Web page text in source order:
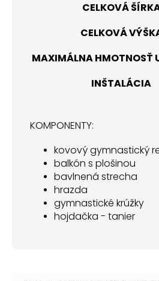
CELKOVÁ
CELKOVÁ
MAXIMÁLNA HMOTNOSŤ
INŠTALÁCIA
KOMPONENTY:
kovový gymnastický
balkón s plošinou
bavlnená strecha
hrazda
gymnastické krúžky
hojdačka - tanier